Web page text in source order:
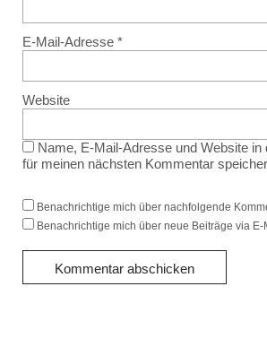
E-Mail-Adresse *
Website
Name, E-Mail-Adresse und Website
für meinen nächsten Kommentar
Benachrichtige mich über nachfolgende
Benachrichtige mich über neue Beiträge via E-